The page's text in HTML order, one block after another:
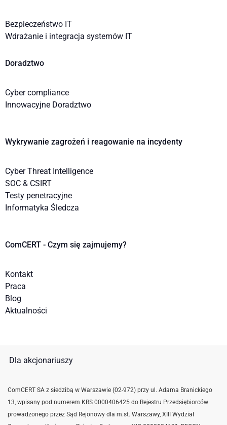
Bezpieczeństwo IT
Wdrażanie i integracja systemów IT
Doradztwo
Cyber compliance
Innowacyjne Doradztwo
Wykrywanie zagrożeń i reagowanie na incydenty
Cyber Threat Intelligence
SOC & CSIRT
Testy penetracyjne
Informatyka Śledcza
ComCERT - Czym się zajmujemy?
Kontakt
Praca
Blog
Aktualności
Dla akcjonariuszy
ComCERT SA z siedzibą w Warszawie (02-972) przy ul. Adama Branickiego
13, wpisany pod numerem KRS 0000406425 do Rejestru Przedsiębiorców
prowadzonego przez Sąd Rejonowy dla m.st. Warszawy, XIII Wydział